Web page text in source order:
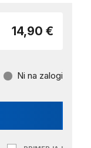
14,90 €
Ni na zalogi